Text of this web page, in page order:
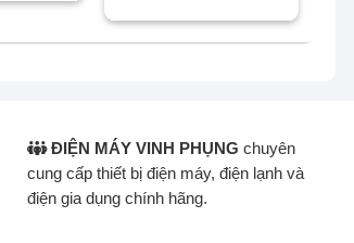
7.060.000 ₫.
ĐIỆN MÁY VINH PHỤNG chuyên
cung cấp thiết bị điện máy, điện lạnh và
điện gia dụng chính hãng.